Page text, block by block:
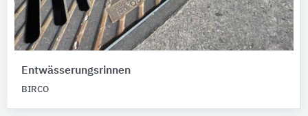
Entwässerungsrinnen
BIRCO